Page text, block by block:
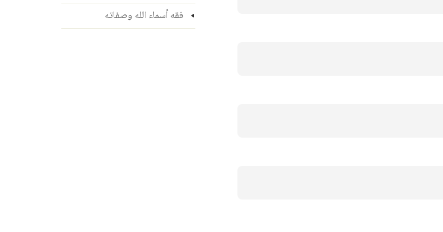
فقه أسماء الله وصفاته